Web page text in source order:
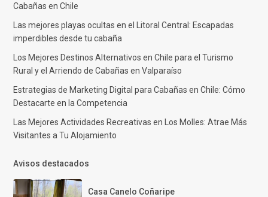
Cabañas en Chile
Las mejores playas ocultas en el Litoral Central: Escapadas
imperdibles desde tu cabaña
Los Mejores Destinos Alternativos en Chile para el Turismo
Rural y el Arriendo de Cabañas en Valparaíso
Estrategias de Marketing Digital para Cabañas en Chile: Cómo
Destacarte en la Competencia
Las Mejores Actividades Recreativas en Los Molles: Atrae Más
Visitantes a Tu Alojamiento
Avisos destacados
Casa Canelo Coñaripe